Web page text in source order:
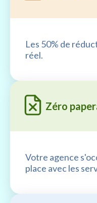
Les 50% de
réel.
Zéro
Votre agence
place avec les